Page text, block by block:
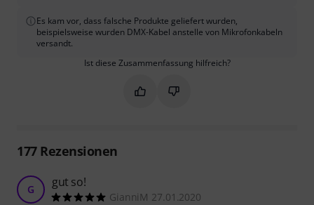
Es kam vor, dass falsche Produkte geliefert wurden,
beispielsweise wurden DMX-Kabel anstelle von Mikrofonkabeln
versandt.
Ist diese Zusammenfassung hilfreich?
Markieren Sie diese
Markieren Sie diese
177Rezensionen
G gut so!
GianniM 27.01.2020